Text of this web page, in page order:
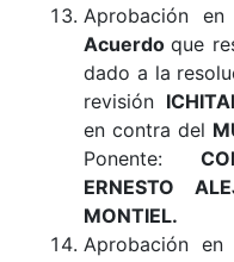
Aprobación
Acuerdoque
dado a la
revisión
en contra del
Ponente:
ERNESTO
MONTIEL.
Aprobación